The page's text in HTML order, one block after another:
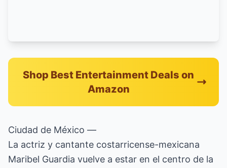
Shop Best Entertainment Deals on
Amazon
Ciudad de México —
La actriz y cantante costarricense-mexicana
Maribel Guardia vuelve a estar en el centro de la